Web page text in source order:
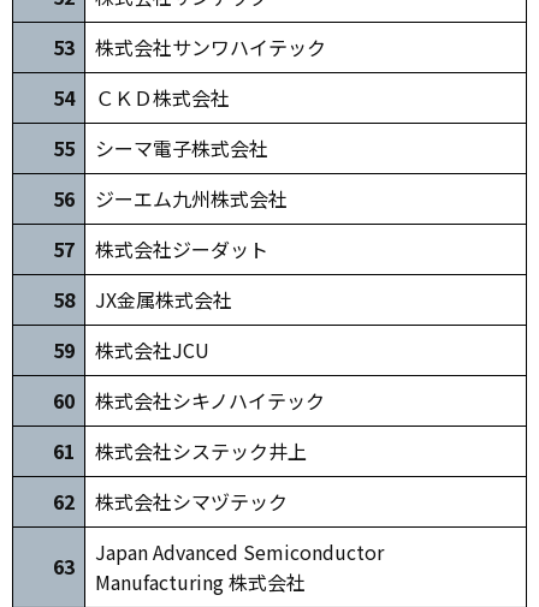
53
株式会社サンワハイテック
54
ＣＫＤ株式会社
55
シーマ電子株式会社
56
ジーエム九州株式会社
57
株式会社ジーダット
58
JX金属株式会社
59
株式会社JCU
60
株式会社シキノハイテック
61
株式会社システック井上
62
株式会社シマヅテック
63
Japan Advanced Semiconductor
Manufacturing 株式会社